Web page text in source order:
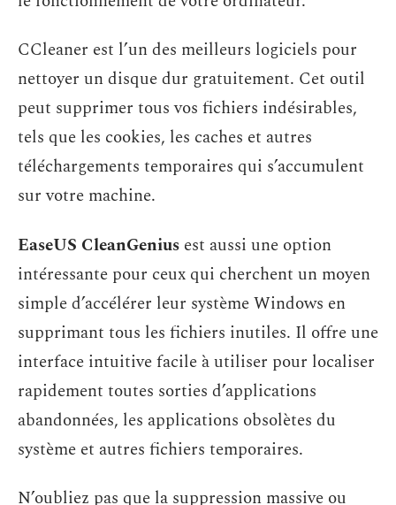
CCleaner est l’un des meilleurs logiciels pour
nettoyer un disque dur gratuitement. Cet outil
peut supprimer tous vos fichiers indésirables,
tels que les cookies, les caches et autres
téléchargements temporaires qui s’accumulent
sur votre machine.
EaseUS CleanGenius est aussi une option
intéressante pour ceux qui cherchent un moyen
simple d’accélérer leur système Windows en
supprimant tous les fichiers inutiles. Il offre une
interface intuitive facile à utiliser pour localiser
rapidement toutes sorties d’applications
abandonnées, les applications obsolètes du
système et autres fichiers temporaires.
N’oubliez pas que la suppression massive ou